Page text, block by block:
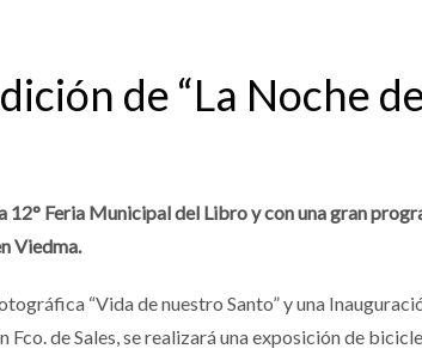
de “La Noche
12° Feria Municipal del Libro y con una gran
Viedma.
“Vida de nuestro Santo” y una
Fco. de Sales, se realizará una exposición de